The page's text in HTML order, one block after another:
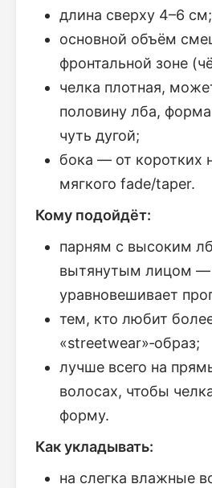
длина сверху 4–6 см;
основной объём
фронтальной зоне
челка плотная,
половину лба,
чуть дугой;
бока — от коротких
мягкого fade/taper.
Кому подойдёт:
парням с высоким
вытянутым лицом —
уравновешивает
тем, кто любит
«streetwear»‑образ;
лучше всего на
волосах, чтобы
форму.
Как укладывать:
на слегка влажные